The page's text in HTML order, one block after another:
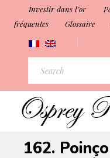
Investir dans l’or
fréquentes
Glossaire
162.